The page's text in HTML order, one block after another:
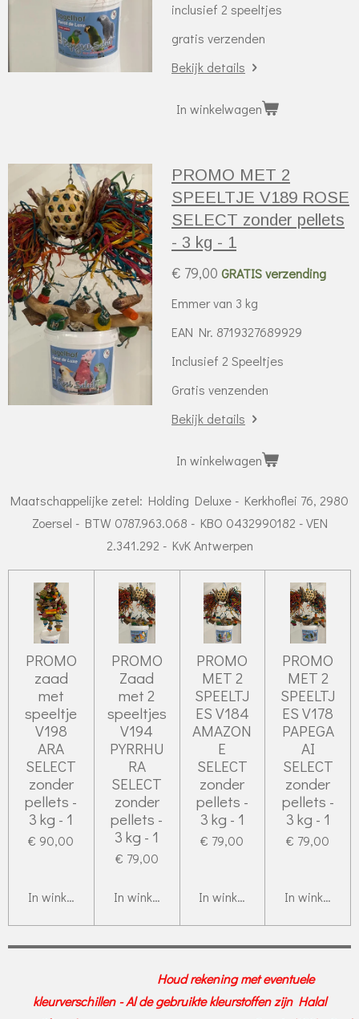
inclusief 2 speeltjes
gratis verzenden
Bekijk details
In winkelwagen
PROMO MET 2
SPEELTJE V189 ROSE
SELECT zonder pellets
- 3 kg - 1
€ 79,00 GRATIS verzending
Emmer van 3 kg
EAN Nr. 8719327689929
Inclusief 2 Speeltjes
Gratis venzenden
Bekijk details
In winkelwagen
Maatschappelijke zetel: Holding Deluxe - Kerkhoflei 76, 2980
Zoersel - BTW 0787.963.068 - KBO 0432990182 - VEN
2.341.292 - KvK Antwerpen
PROMO
zaad
met
speeltje
V198
ARA
SELECT
zonder
pellets -
3 kg - 1
€ 90,00
In winkelwagen
PROMO
Zaad
met 2
speeltjes
V194
PYRRHU
RA
SELECT
zonder
pellets -
3 kg - 1
€ 79,00
In winkelwagen
PROMO
MET 2
SPEELTJ
ES V184
AMAZON
E
SELECT
zonder
pellets -
3 kg - 1
€ 79,00
In winkelwagen
PROMO
MET 2
SPEELTJ
ES V178
PAPEGA
AI
SELECT
zonder
pellets -
3 kg - 1
€ 79,00
In
Houd rekening met eventuele
kleurverschillen - Al de gebruikte kleurstoffen zijn Halal